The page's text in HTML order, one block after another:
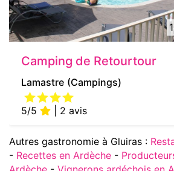
Camping de Retourtour
Lamastre (Campings)
5/5 | 2 avis
Autres gastronomie à Gluiras :
- Recettes en Ardèche -